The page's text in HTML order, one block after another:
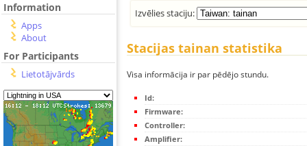
Information
Apps
About
For Participants
Lietotājvārds
Izvēlies staciju:
Stacijas tainan statistika
Visa informācija ir par pēdējo stundu.
Id:
Firmware:
Controller:
Amplifier: